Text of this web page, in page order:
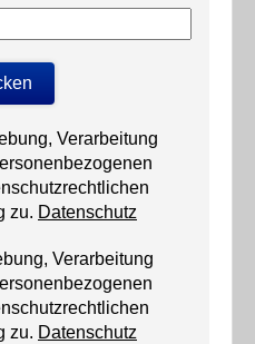
Verarbeitung
zu. Datenschutz
Verarbeitung
zu. Datenschutz